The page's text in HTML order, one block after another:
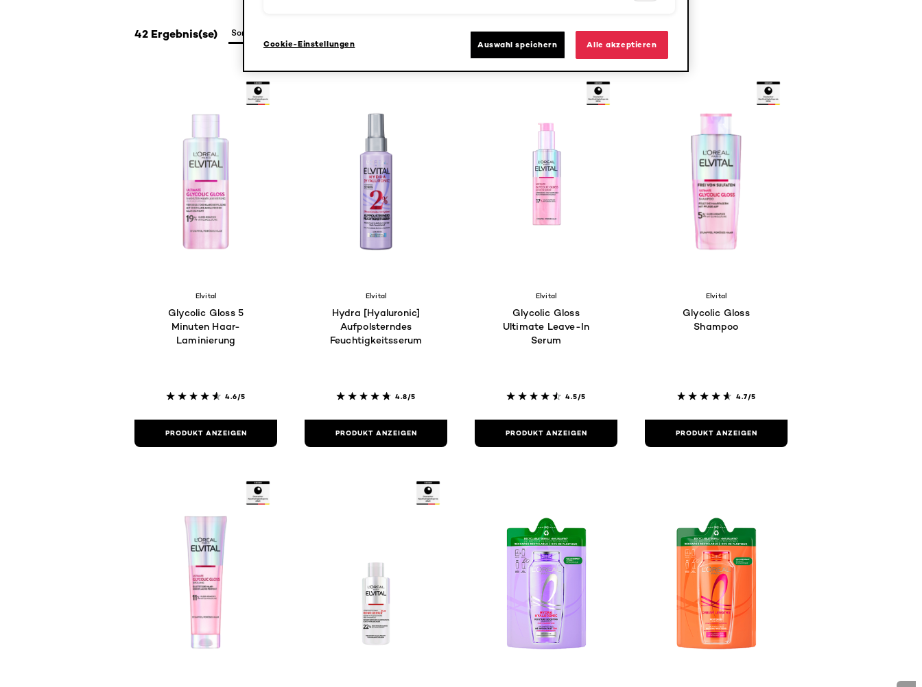
42 Ergebnis(se)
Elvital
Glycolic Gloss 5
Minuten Haar-
Laminierung
4.6/5
PRODUKT ANZEIGEN
Elvital
Hydra [Hyaluronic]
Aufpolsterndes
Feuchtigkeitsserum
4.8/5
PRODUKT ANZEIGEN
Elvital
Glycolic Gloss
Ultimate Leave-In
Serum
4.5/5
PRODUKT ANZEIGEN
Elvital
Glycolic Gloss
Shampoo
4.7/5
PRODUKT ANZEIGEN
Cookie-Einstellungen Auswahl speichern Alle akzeptieren